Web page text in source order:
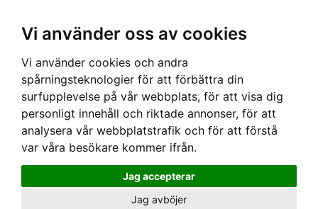
Vi använder oss av cookies
Vi använder cookies och andra
spårningsteknologier för att förbättra din
surfupplevelse på vår webbplats, för att visa dig
personligt innehåll och riktade annonser, för att
analysera vår webbplatstrafik och för att förstå
var våra besökare kommer ifrån.
Jag accepterar
Jag avböjer
Hem›Lastgaller/ Skyddsgaller› Travall Lastgaller - RENAULT CAPTUR (2013-2019)